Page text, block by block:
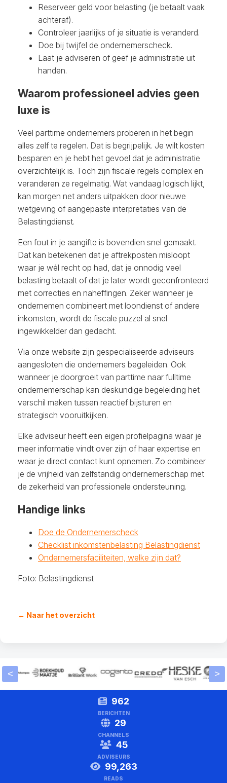
Reserveer geld voor belasting (je betaalt vaak
achteraf).
Controleer jaarlijks of je situatie is veranderd.
Doe bij twijfel de ondernemerscheck.
Laat je adviseren of geef je administratie uit
handen.
Waarom professioneel advies geen
luxe is
Veel parttime ondernemers proberen in het begin
alles zelf te regelen. Dat is begrijpelijk. Je wilt kosten
besparen en je hebt het gevoel dat je administratie
overzichtelijk is. Toch zijn fiscale regels complex en
veranderen ze regelmatig. Wat vandaag logisch lijkt,
kan morgen net anders uitpakken door nieuwe
wetgeving of aangepaste interpretaties van de
Belastingdienst.
Een fout in je aangifte is bovendien snel gemaakt.
Dat kan betekenen dat je aftrekposten misloopt
waar je wél recht op had, dat je onnodig veel
belasting betaalt of dat je later wordt geconfronteerd
met correcties en naheffingen. Zeker wanneer je
ondernemen combineert met loondienst of andere
inkomsten, wordt de fiscale puzzel al snel
ingewikkelder dan gedacht.
Via onze website zijn gespecialiseerde adviseurs
aangesloten die ondernemers begeleiden. Ook
wanneer je doorgroeit van parttime naar fulltime
ondernemerschap kan deskundige begeleiding het
verschil maken tussen reactief bijsturen en
strategisch vooruitkijken.
Elke adviseur heeft een eigen profielpagina waar je
meer informatie vindt over zijn of haar expertise en
waar je direct contact kunt opnemen. Zo combineer
je de vrijheid van zelfstandig ondernemerschap met
de zekerheid van professionele ondersteuning.
Handige links
Doe de Ondernemerscheck
Checklist inkomstenbelasting Belastingdienst
Ondernemersfaciliteiten, welke zijn dat?
Foto: Belastingdienst
← Naar het overzicht
< >
962
BERICHTEN
29
CHANNELS
45
ADVISEURS
99,263
READS